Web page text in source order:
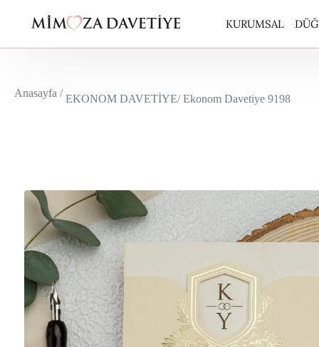
KURUMSAL
Anasayfa /EKONOM DAVETİYE/ Ekonom Davetiye 9198